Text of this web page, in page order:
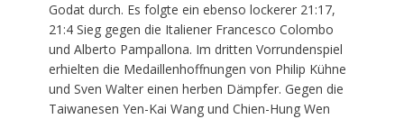
Godat durch. Es folgte ein ebenso lockerer 21:17,
21:4 Sieg gegen die Italiener Francesco Colombo
und Alberto Pampallona. Im dritten Vorrundenspiel
erhielten die Medaillenhoffnungen von Philip Kühne
und Sven Walter einen herben Dämpfer. Gegen die
Taiwanesen Yen-Kai Wang und Chien-Hung Wen